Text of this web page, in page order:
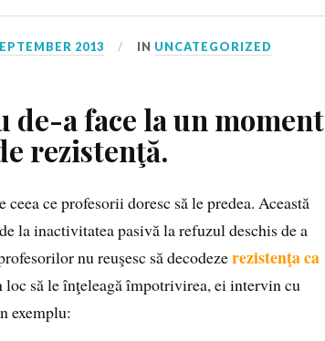
2013 IN UNCATEGORIZED
a face la un moment
rezistenţă.
ce profesorii doresc să le predea. Această
la inactivitatea pasivă la refuzul deschis de a
nu reuşesc să decodezerezistenţa ca
loc să le înţeleagă împotrivirea, ei intervin cu
exemplu: